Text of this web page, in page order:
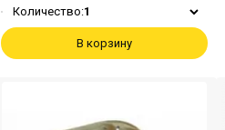
Количество:1
В корзину